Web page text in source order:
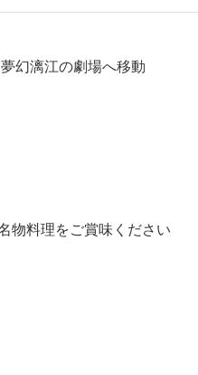
幻漓江の劇場へ移動
物料理をご賞味ください